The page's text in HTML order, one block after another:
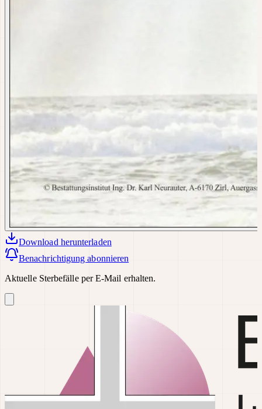
Download herunterladen
Benachrichtigung abonnieren
Aktuelle Sterbefälle per E-Mail erhalten.